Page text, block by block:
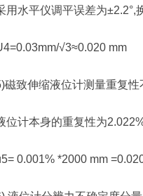
平仪调平误差为±2.2°,
√3≈0.020 mm
伸缩液位计测量重复性
计本身的重复性为2.022%
0.001% *2000 mm